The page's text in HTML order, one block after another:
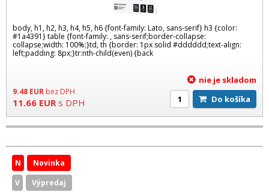
body, h1, h2, h3, h4, h5, h6 {font-family: Lato, sans-serif} h3 {color:
#1a4391} table {font-family: , sans-serif;border-collapse:
collapse;width: 100%;}td, th {border: 1px solid #dddddd;text-align:
left;padding: 8px;}tr:nth-child(even) {back
9.48 EUR bez DPH
11.66 EUR s DPH
nie je skladom
Do košíka
N
Novinka
V
Výpredaj